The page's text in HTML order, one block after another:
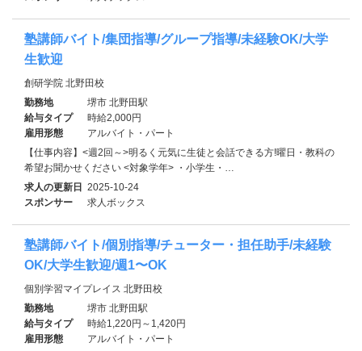
塾講師バイト/集団指導/グループ指導/未経験OK/大学
生歓迎
創研学院 北野田校
勤務地
堺市 北野田駅
給与タイプ
時給2,000円
雇用形態
アルバイト・パート
【仕事内容】<週2回～>明るく元気に生徒と会話できる方!曜日・教科の
希望お聞かせください <対象学年> ・小学生・…
求人の更新日 2025-10-24
スポンサー
求人ボックス
塾講師バイト/個別指導/チューター・担任助手/未経験
OK/大学生歓迎/週1〜OK
個別学習マイプレイス 北野田校
勤務地
堺市 北野田駅
給与タイプ
時給1,220円～1,420円
雇用形態
アルバイト・パート